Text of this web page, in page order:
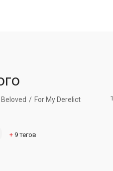
For My Derelict
+ 9 тегов